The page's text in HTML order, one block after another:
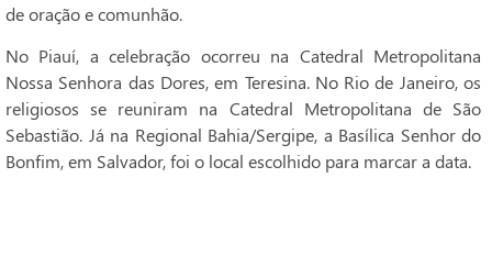
de oração e comunhão.
No Piauí, a celebração ocorreu na Catedral Metropolitana
Nossa Senhora das Dores, em Teresina. No Rio de Janeiro, os
religiosos se reuniram na Catedral Metropolitana de São
Sebastião. Já na Regional Bahia/Sergipe, a Basílica Senhor do
Bonfim, em Salvador, foi o local escolhido para marcar a data.